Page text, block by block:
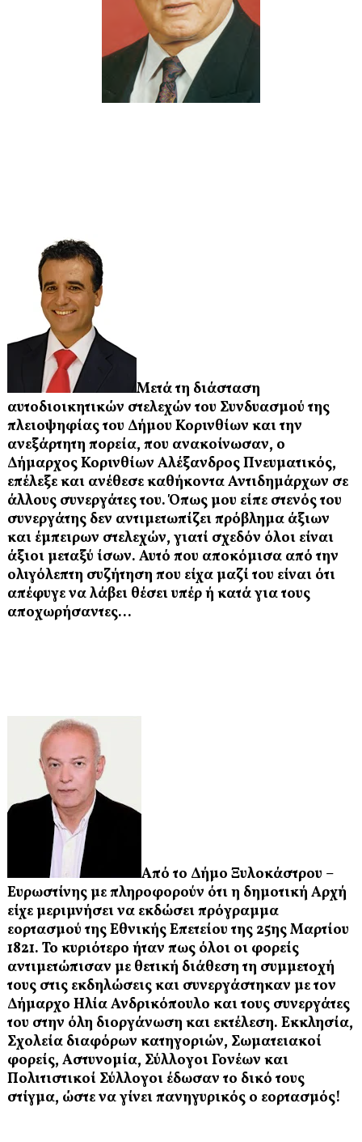
Μετά τη διάσταση
αυτοδιοικητικών στελεχών του Συνδυασμού της
πλειοψηφίας του Δήμου Κορινθίων και την
ανεξάρτητη πορεία, που ανακοίνωσαν, ο
Δήμαρχος Κορινθίων Αλέξανδρος Πνευματικός,
επέλεξε και ανέθεσε καθήκοντα Αντιδημάρχων σε
άλλους συνεργάτες του. Όπως μου είπε στενός του
συνεργάτης δεν αντιμετωπίζει πρόβλημα άξιων
και έμπειρων στελεχών, γιατί σχεδόν όλοι είναι
άξιοι μεταξύ ίσων. Αυτό που αποκόμισα από την
ολιγόλεπτη συζήτηση που είχα μαζί του είναι ότι
απέφυγε να λάβει θέσει υπέρ ή κατά για τους
αποχωρήσαντες...
Από το Δήμο Ξυλοκάστρου –
Ευρωστίνης με πληροφορούν ότι η δημοτική Αρχή
είχε μεριμνήσει να εκδώσει πρόγραμμα
εορτασμού της Εθνικής Επετείου της 25ης Μαρτίου
1821. Το κυριότερο ήταν πως όλοι οι φορείς
αντιμετώπισαν με θετική διάθεση τη συμμετοχή
τους στις εκδηλώσεις και συνεργάστηκαν με τον
Δήμαρχο Ηλία Ανδρικόπουλο και τους συνεργάτες
του στην όλη διοργάνωση και εκτέλεση. Εκκλησία,
Σχολεία διαφόρων κατηγοριών, Σωματειακοί
φορείς, Αστυνομία, Σύλλογοι Γονέων και
Πολιτιστικοί Σύλλογοι έδωσαν το δικό τους
στίγμα, ώστε να γίνει πανηγυρικός ο εορτασμός!